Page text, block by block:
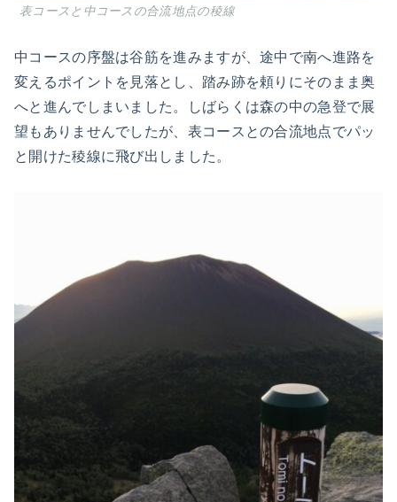
表コースと中コースの合流地点の稜線
中コースの序盤は谷筋を進みますが、途中で南へ進路を
変えるポイントを見落とし、踏み跡を頼りにそのまま奥
へと進んでしまいました。しばらくは森の中の急登で展
望もありませんでしたが、表コースとの合流地点でパッ
と開けた稜線に飛び出しました。